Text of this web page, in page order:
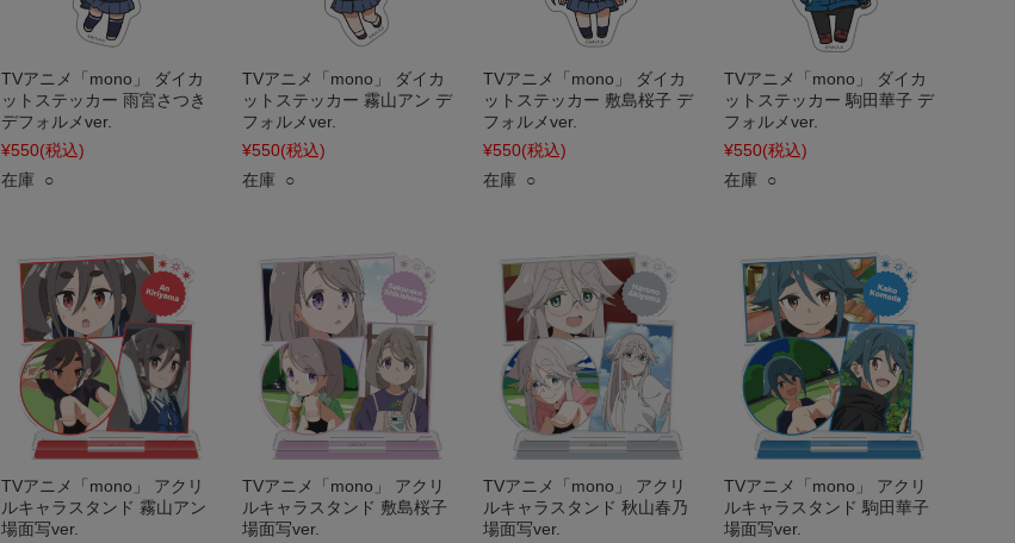
TVアニメ「mono」 ダイカ
ットステッカー 雨宮さつき
デフォルメver.
¥550(税込)
在庫 ○
TVアニメ「mono」 ダイカ
ットステッカー 霧山アン デ
フォルメver.
¥550(税込)
在庫 ○
TVアニメ「mono」 ダイカ
ットステッカー 敷島桜子 デ
フォルメver.
¥550(税込)
在庫 ○
TVアニメ「mono」 ダイカ
ットステッカー 駒田華子 デ
フォルメver.
¥550(税込)
在庫 ○
TVアニメ「mono」 アクリ
ルキャラスタンド 霧山アン
場面写ver.
TVアニメ「mono」 アクリ
ルキャラスタンド 敷島桜子
場面写ver.
TVアニメ「mono」 アクリ
ルキャラスタンド 秋山春乃
場面写ver.
TVアニメ「mono」 アクリ
ルキャラスタンド 駒田華子
場面写ver.